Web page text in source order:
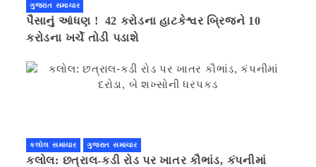
ગુજરાત સમાચાર
પૈસાનું આંધણ ! 42 કરોડના હાટકેશ્વર બ્રિજને 10
કરોડના ખર્ચે તોડી પડાશે
કલોલ સમાચાર ગુજરાત સમાચાર
કલોલ: છત્રાલ-કડી રોડ પર ખાતર કૌભાંડ, કંપનીમાં